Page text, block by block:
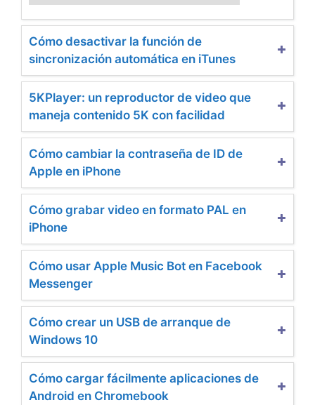
Cómo desactivar la función de
sincronización automática en iTunes
5KPlayer: un reproductor de video que
maneja contenido 5K con facilidad
Cómo cambiar la contraseña de ID de
Apple en iPhone
Cómo grabar video en formato PAL en
iPhone
Cómo usar Apple Music Bot en Facebook
Messenger
Cómo crear un USB de arranque de
Windows 10
Cómo cargar fácilmente aplicaciones de
Android en Chromebook